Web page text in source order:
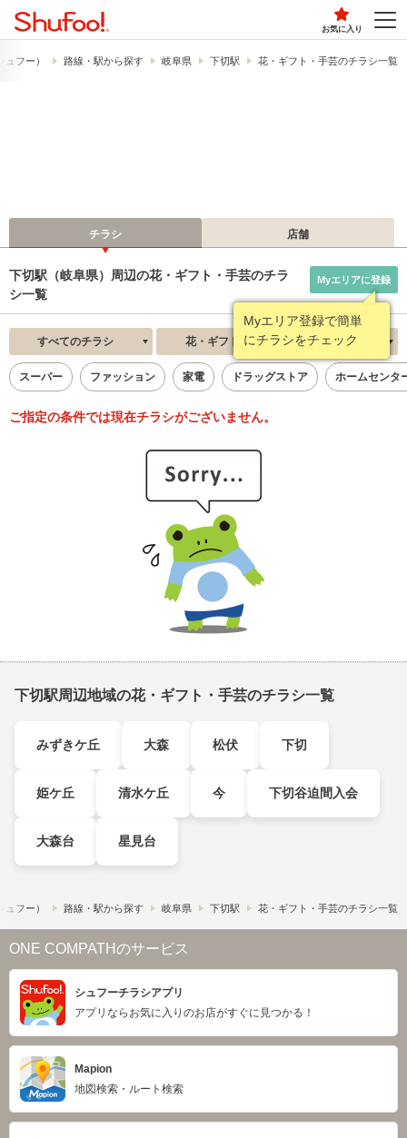
お気に入り
フー） 路線・駅から探す 岐阜県 下切駅 花・ギフト・手芸のチラシ一覧
チラシ 店舗
下切駅（岐阜県）周辺の花・ギフト・手芸のチラ
シ一覧
Myエリア登録で簡単
にチラシをチェック
Myエリアに登録
すべてのチラシ 花・ギフト・手芸 新着順
スーパー ファッション 家電 ドラッグストア ホームセンタ
ご指定の条件では現在チラシがございません。
下切駅周辺地域の花・ギフト・手芸のチラシ一覧
みずきケ丘 大森 松伏 下切
姫ケ丘 清水ケ丘 今 下切谷迫間入会
大森台 星見台
フー） 路線・駅から探す 岐阜県 下切駅 花・ギフト・手芸のチラシ一覧
ONE COMPATHのサービス
シュフーチラシアプリ
アプリならお気に入りのお店がすぐに見つかる！
Mapion
地図検索・ルート検索